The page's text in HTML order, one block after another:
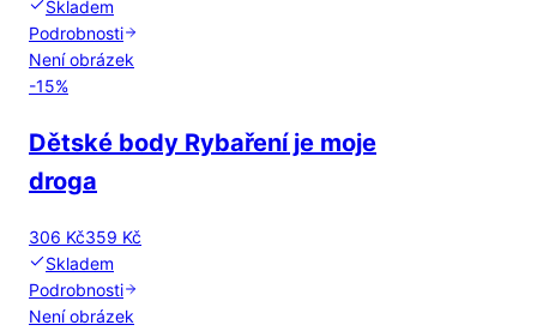
Skladem
Podrobnosti
Není obrázek
-15%
Dětské body Rybaření je moje
droga
306 Kč359 Kč
Skladem
Podrobnosti
Není obrázek